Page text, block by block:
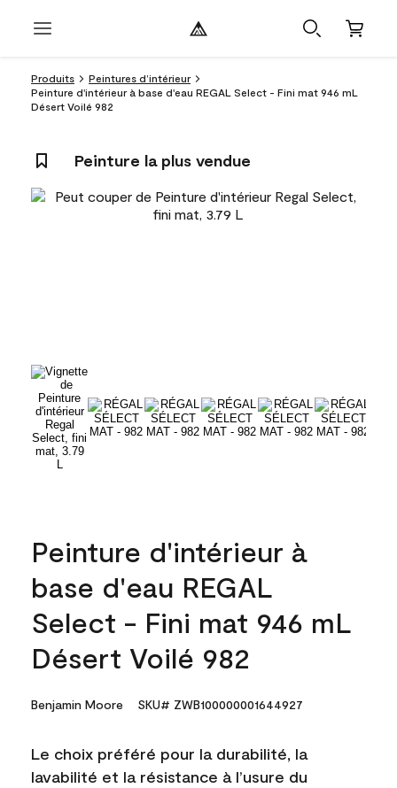
Produits
Peintures d’intérieur
Peinture d'intérieur à base d'eau REGAL Select - Fini mat 946 mL
Désert Voilé 982
Peinture la plus vendue
Peinture d'intérieur à
base d'eau REGAL
Select - Fini mat 946 mL
Désert Voilé 982
Benjamin Moore SKU# ZWB100000001644927
Le choix préféré pour la durabilité, la
lavabilité et la résistance à l’usure du